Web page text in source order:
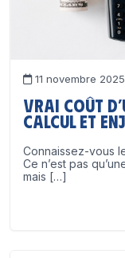
11 novembre
Vrai coût
calcul et
Connaissez-vous
Ce n’est pas
mais […]